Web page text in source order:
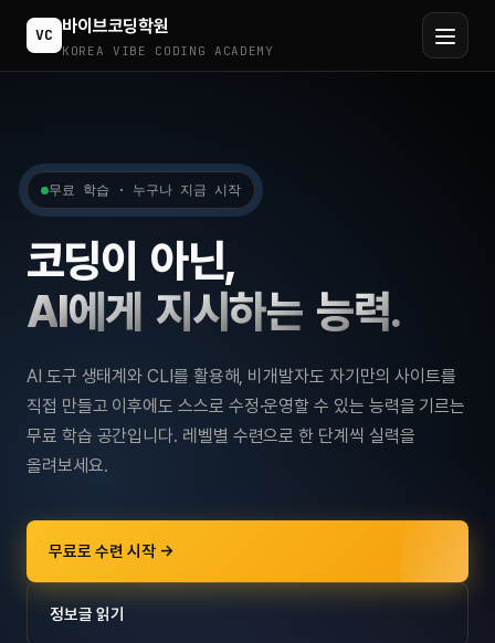
VC 바이브코딩학원
KOREA VIBE CODING ACADEMY
무료 학습 · 누구나 지금 시작
코딩이 아닌,
AI에게 지시하는 능력.
AI 도구 생태계와 CLI를 활용해, 비개발자도 자기만의 사이트를
직접 만들고 이후에도 스스로 수정·운영할 수 있는 능력을 기르는
무료 학습 공간입니다. 레벨별 수련으로 한 단계씩 실력을
올려보세요.
무료로 수련 시작 →
정보글 읽기